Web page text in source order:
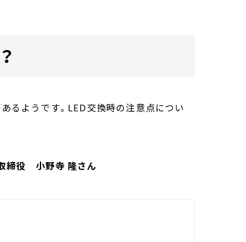
るようです。LED交換時の注意点につい
締役 小野寺 隆さん